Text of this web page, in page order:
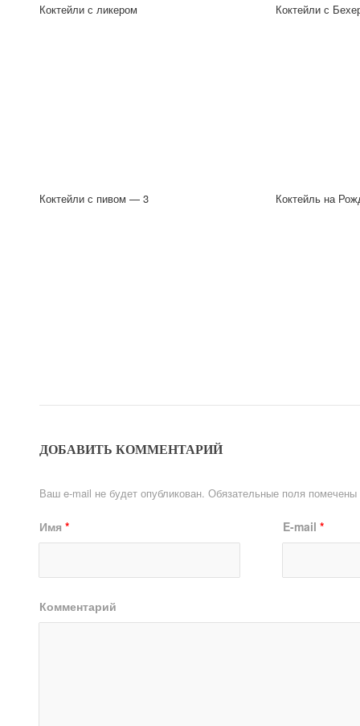
Коктейли с ликером Коктейли с
Коктейли с пивом — 3 Коктейль на
ДОБАВИТЬ КОММЕНТАРИЙ
Ваш e-mail не будет опубликован. Обязательные поля помечены
Имя * E-mail *
Комментарий